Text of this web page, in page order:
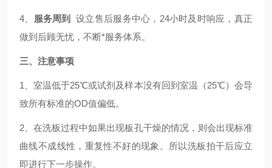
4、 服务周到
设立售后服务中心，24小时及时响应，真正
做到后顾无忧，不断*服务体系。
三、注意事项
1、室温低于25℃或试剂及样本没有回到室温（25℃）会导
致所有标准的OD值偏低。
2、在洗板过程中如果出现板孔干燥的情况，则会出现标准
曲线不成线性，重复性不好的现象。所以洗板拍干后应立
即进行下一步操作。